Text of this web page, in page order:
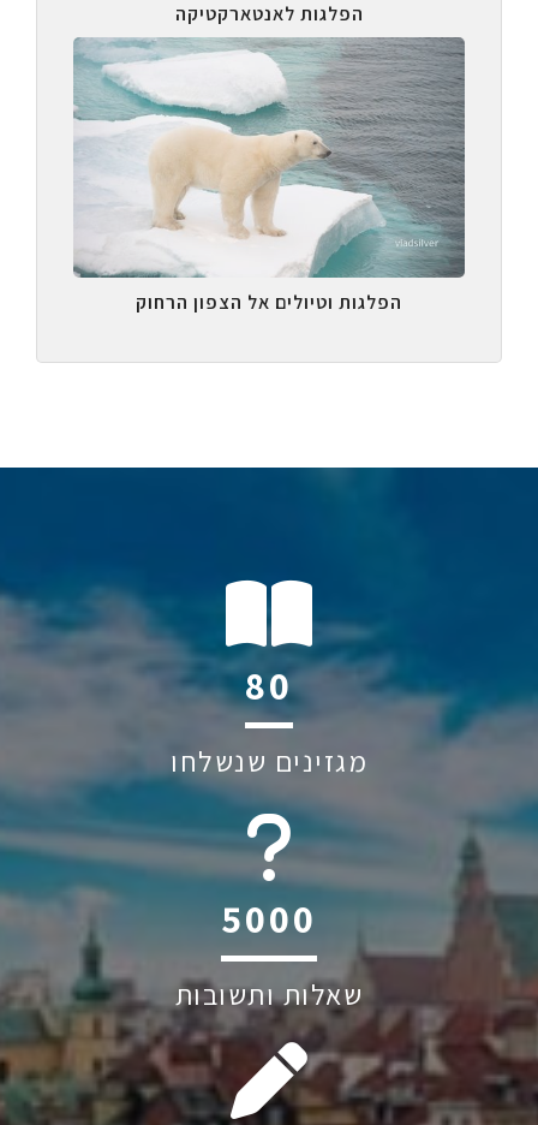
הפלגות לאנטארקטיקה
הפלגות וטיולים אל הצפון הרחוק
116
מגזינים שנשלחו
6045
שאלות ותשובות